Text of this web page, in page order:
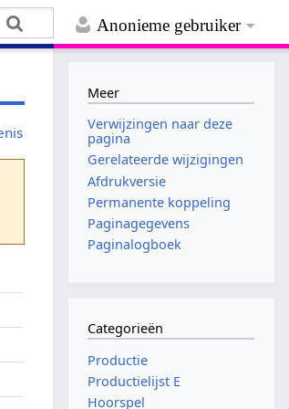
Anonieme gebruiker
Meer
Verwijzingen naar deze
pagina
Gerelateerde wijzigingen
Afdrukversie
Permanente koppeling
Paginagegevens
Paginalogboek
Categorieën
Productie
Productielijst E
Hoorspel